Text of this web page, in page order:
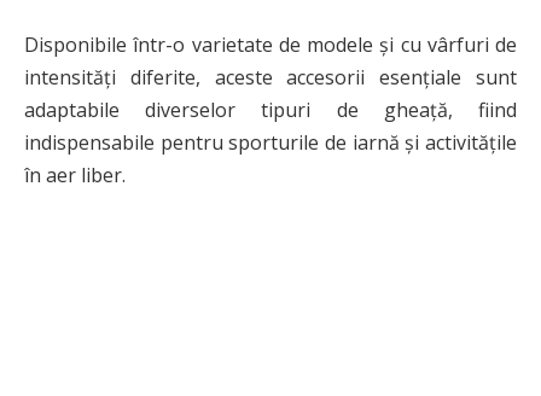
Disponibile într-o varietate de modele și cu vârfuri de
intensități diferite, aceste accesorii esențiale sunt
adaptabile diverselor tipuri de gheață, fiind
indispensabile pentru sporturile de iarnă și activitățile
în aer liber.